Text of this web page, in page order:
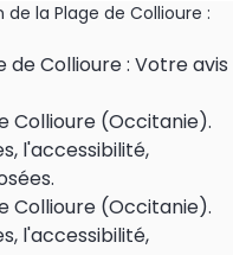
la Plage de Collioure :
Collioure : Votre avis
Collioure (Occitanie).
l'accessibilité,
Collioure (Occitanie).
l'accessibilité,